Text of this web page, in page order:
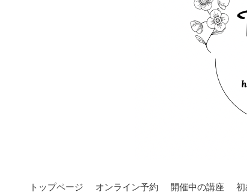
トップページ オンライン予約 開催中の講座 初